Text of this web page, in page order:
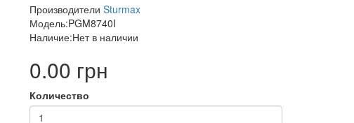
Производители Sturmax
Модель:PGM8740I
Наличие:Нет в наличии
0.00 грн
Количество